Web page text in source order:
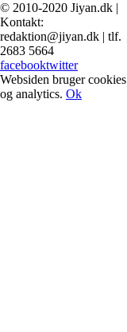
© 2010-2020 Jiyan.dk |
Kontakt:
redaktion@jiyan.dk | tlf.
2683 5664
facebooktwitter
Websiden bruger cookies
og analytics. Ok